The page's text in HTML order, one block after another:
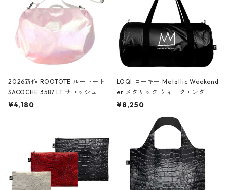
2026新作 ROOTOTE ルートート
SACOCHE 3587 LT.サコッシュ.ル
ミエ-B ショルダーバッグ グロスピ
¥4,180
LOQI ローキー Metallic Weekend
er メタリック ウィークエンダー
ボストンバッグ ショルダーバッグ
Black ジャン=ミッシェル・バスキ
ア/クラウン ブラック
¥8,250